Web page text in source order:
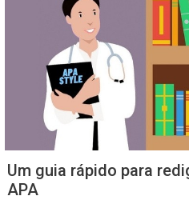
Um guia rápido para
APA